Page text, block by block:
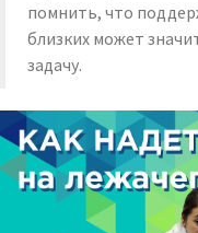
помнить, что
близких может
задачу.